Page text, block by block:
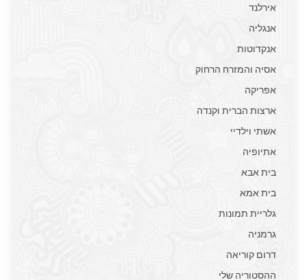
אירלנד
אנגליה
אנקדוטות
אסיה והמזרח הרחוק
אפריקה
ארצות הברית וקנדה
אשתי וילדיי
אתיופיה
בית אבא
בית אמא
גלריית תמונות
גרמניה
דרום קוריאה
ההסטוריה שלי